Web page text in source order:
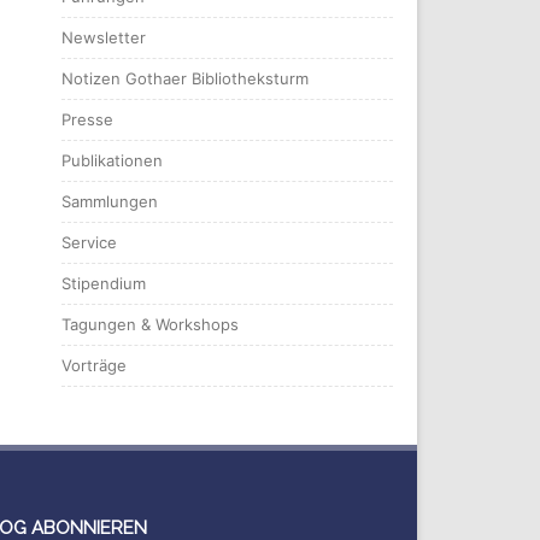
Newsletter
Notizen Gothaer Bibliotheksturm
Presse
Publikationen
Sammlungen
Service
Stipendium
Tagungen & Workshops
Vorträge
ABONNIEREN